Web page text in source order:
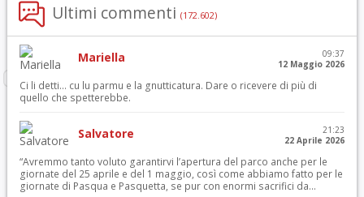
Ultimi commenti (172.602)
Mariella
09:37
12 Maggio 2026
Ci li detti… cu lu parmu e la gnutticatura. Dare o ricevere di più di
quello che spetterebbe.
Salvatore
21:23
22 Aprile 2026
“Avremmo tanto voluto garantirvi l’apertura del parco anche per le
giornate del 25 aprile e del 1 maggio, così come abbiamo fatto per le
giornate di Pasqua e Pasquetta, se pur con enormi sacrifici da...